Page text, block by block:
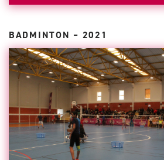
BADMINTON – 2021